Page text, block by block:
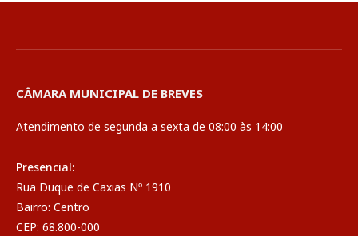
CÂMARA MUNICIPAL DE BREVES
Atendimento de segunda a sexta de 08:00 às 14:00
Presencial:
Rua Duque de Caxias Nº 1910
Bairro: Centro
CEP: 68.800-000